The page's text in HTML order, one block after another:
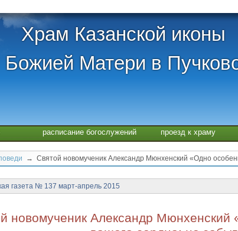
Храм Казанской иконы
Божией Матери в
расписание богослужений проезд к храму
→ Святой новомученик Александр Мюнхенский «Одно
газета № 137 март-апрель 2015
новомученик Александр Мюнхенский